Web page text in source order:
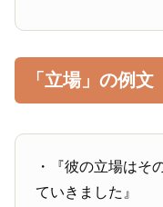
「立場」の例文
・『彼の立場はそ
ていきました』